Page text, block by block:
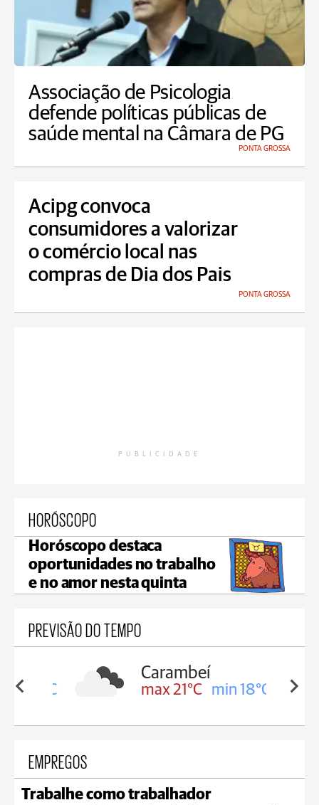
Associação de Psicologia
defende políticas públicas de
saúde mental na Câmara de PG
PONTA GROSSA
Acipg convoca
consumidores a valorizar
o comércio local nas
compras de Dia dos Pais
PONTA GROSSA
PUBLICIDADE
HORÓSCOPO
Horóscopo destaca
oportunidades no trabalho
e no amor nesta quinta
PREVISÃO DO TEMPO
19°C
Carambeí
max 21°C min 18°C
EMPREGOS
Trabalhe como trabalhador